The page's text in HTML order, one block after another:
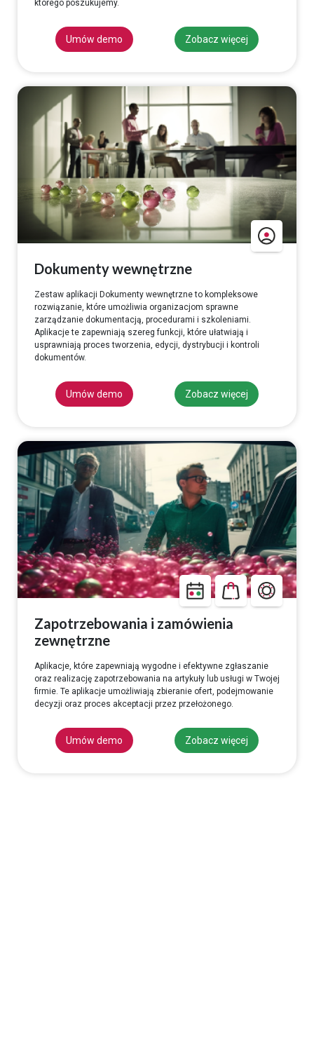
którego poszukujemy.
Umów demo Zobacz więcej
Dokumenty wewnętrzne
Zestaw aplikacji Dokumenty wewnętrzne to kompleksowe
rozwiązanie, które umożliwia organizacjom sprawne
zarządzanie dokumentacją, procedurami i szkoleniami.
Aplikacje te zapewniają szereg funkcji, które ułatwiają i
usprawniają proces tworzenia, edycji, dystrybucji i kontroli
dokumentów.
Umów demo Zobacz więcej
Zapotrzebowania i zamówienia
zewnętrzne
Aplikacje, które zapewniają wygodne i efektywne zgłaszanie
oraz realizację zapotrzebowania na artykuły lub usługi w Twojej
firmie. Te aplikacje umożliwiają zbieranie ofert, podejmowanie
decyzji oraz proces akceptacji przez przełożonego.
Umów demo Zobacz więcej